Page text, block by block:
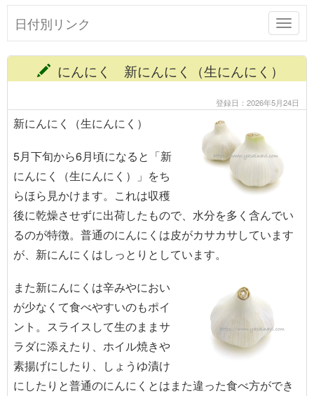
日付別リンク
にんにく 新にんにく（生にんにく）
登録日：2026年5月24日
新にんにく（生にんにく）
5月下旬から6月頃になると「新
にんにく（生にんにく）」をち
らほら見かけます。これは収穫
後に乾燥させずに出荷したもので、水分を多く含んでい
るのが特徴。普通のにんにくは皮がカサカサしています
が、新にんにくはしっとりとしています。
また新にんにくは辛みやにおい
が少なくて食べやすいのもポイ
ント。スライスして生のままサ
ラダに添えたり、ホイル焼きや
素揚げにしたり、しょうゆ漬け
にしたりと普通のにんにくとはまた違った食べ方ができ